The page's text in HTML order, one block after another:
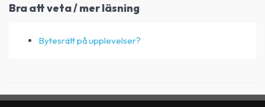
Bra att veta / mer läsning
Bytesrätt på upplevelser?